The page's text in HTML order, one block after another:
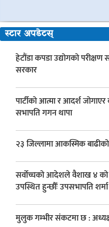
स्टार अपडेटस्
हेटौंडा कपडा उद्योगको
सरकार
पार्टीको आत्मा र आदर्श
सभापति गगन थापा
२३ जिल्लामा आकस्मिक
सर्वोच्चको आदेशले वैशाख ४
उपस्थित हुन्छौँः उपसभापति शर्मा
मुलुक गम्भीर संकटमा छ :